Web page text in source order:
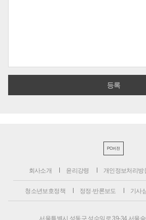
PC버전
회사소개 윤리강령 개인정보처리방
청소년보호정책 정정·반론보도 기사